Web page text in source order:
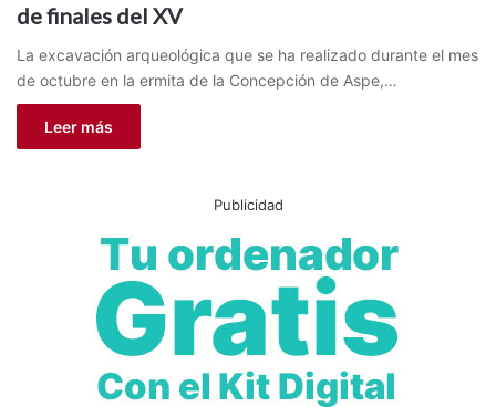
de finales del XV
La excavación arqueológica que se ha realizado durante el mes
de octubre en la ermita de la Concepción de Aspe,…
Leer más
Publicidad